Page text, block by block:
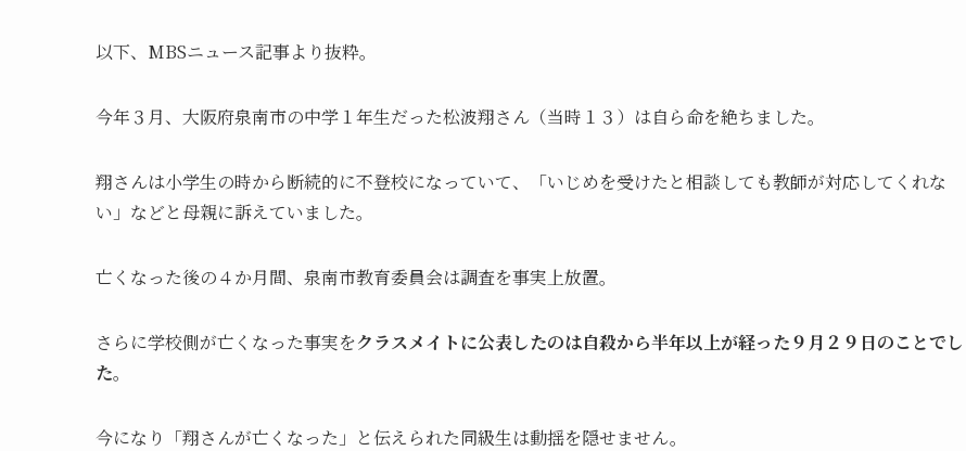
以下、MBSニュース記事より抜粋。
今年３月、大阪府泉南市の中学１年生だった松波翔さん（当時１３）は自ら命を絶ちました。
翔さんは小学生の時から断続的に不登校になっていて、「いじめを受けたと相談しても教師が対応してくれな
い」などと母親に訴えていました。
亡くなった後の４か月間、泉南市教育委員会は調査を事実上放置。
さらに学校側が亡くなった事実をクラスメイトに公表したのは自殺から半年以上が経った９月２９日のことでし
た。
今になり「翔さんが亡くなった」と伝えられた同級生は動揺を隠せません。